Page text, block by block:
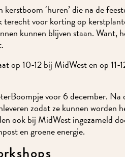
‘huren’ die na de
terecht voor korting op
kunnen blijven staan. Want,
op 10-12 bij MidWest en op 11-
voor 6 december. Na
zodat ze kunnen worden
ook bij MidWest ingezameld
en groene energie.